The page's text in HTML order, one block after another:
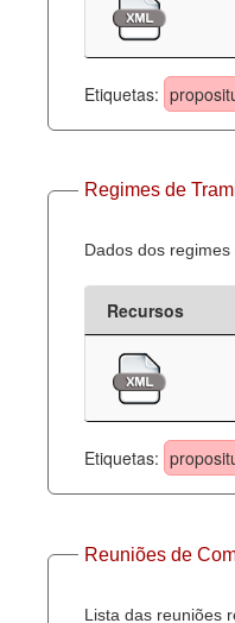
Etiquetas:
Regimes de
Dados dos
Recursos
Etiquetas:
Reuniões de
Lista das reuniões